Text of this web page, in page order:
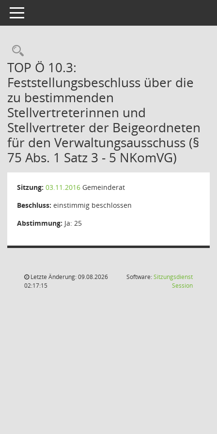
Toggle navigation
Rechercheauswahl
TOP Ö 10.3:
Feststellungsbeschluss über die
zu bestimmenden
Stellvertreterinnen und
Stellvertreter der Beigeordneten
für den Verwaltungsausschuss (§
75 Abs. 1 Satz 3 - 5 NKomVG)
Sitzung: 03.11.2016 Gemeinderat
Beschluss: einstimmig beschlossen
Abstimmung: Ja: 25
Letzte Änderung: 09.08.2026
02:17:15
Software:Sitzungsdienst
Session(Wird in